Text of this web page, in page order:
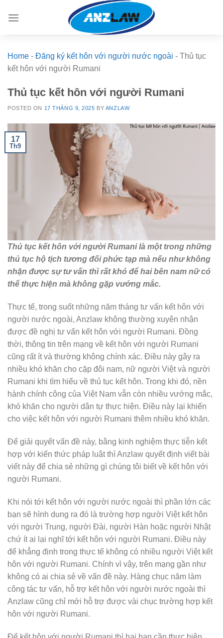
Home - Đăng ký kết hôn với người nước ngoài - Thủ tục
kết hôn với người Rumani
Thủ tục kết hôn với người Rumani
POSTED ON 17 THÁNG 9, 2025 BY ANZLAW
17
Th9
Thủ tục kết hôn với người Rumani là một trong những
thủ tục hộ tịch tương đối phức tạp mà nếu như không
nhận được sự tư vấn thì rất khó để hai bên nam nữ có
thể thực hiện mà không gặp vướng mắc.
Thực tế, trong suốt những năm tháng tư vấn kết hôn với
người nước ngoài, Anzlaw không thường xuyên nhận
được đề nghị tư vấn kết hôn với người Rumani. Đồng
thời, thông tin trên mạng về kết hôn với người Rumani
cũng rất ít và thường không chính xác. Điều này gây ra
nhiều khó khăn cho cặp đôi nam, nữ người Việt và người
Rumani khi tìm hiểu về thủ tục kết hôn. Trong khi đó, nền
hành chính công của Việt Nam vẫn còn nhiều vướng mắc,
khó khăn cho người dân tự thực hiện. Điều này lại khiến
cho việc kết hôn với người Rumani thêm nhiều khó khăn.
Để giải quyết vấn đề này, bằng kinh nghiệm thực tiễn kết
hợp với kiến thức pháp luật thì Anzlaw quyết định viết bài
viết này để chia sẻ những gì chúng tôi biết về kết hôn với
người Rumani.
Khi nói tới kết hôn với người nước ngoài thì phần lớn các
bạn sẽ hình dung ra đó là trường hợp người Việt kết hôn
với người Trung, người Đài, người Hàn hoặc người Nhật
chứ ít ai lại nghĩ tới kết hôn với người Rumani. Điều này
để khẳng định trong thực tế không có nhiều người Việt kết
hôn với người Rumani. Chính vì vậy, trên mạng gần như
không có ai chia sẻ về vấn đề này. Hàng chục năm làm
công tác tư vấn, hỗ trợ kết hôn với người nước ngoài thì
Anzlaw cũng chỉ mới hỗ trợ được vài chục trường hợp kết
hôn với người Rumani.